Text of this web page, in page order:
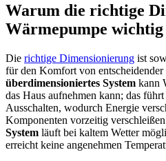
Warum die richtige
Wärmepumpe
Die richtige Dimensionierung ist
für den Komfort von
überdimensioniertes System kann
das Haus aufnehmen kann; das
Ausschalten, wodurch Energie
Komponenten vorzeitig
System läuft bei kaltem Wetter
erreicht keine angenehmen